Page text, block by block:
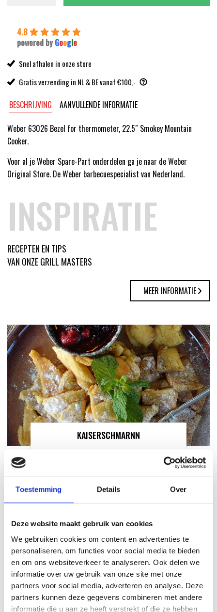
Toestemming Details Over
Deze website maakt gebruik van cookies
We gebruiken cookies om content en advertenties te
personaliseren, om functies voor social media te bieden
en om ons websiteverkeer te analyseren. Ook delen we
informatie over uw gebruik van onze site met onze
partners voor social media, adverteren en analyse. Deze
partners kunnen deze gegevens combineren met andere
informatie die u aan ze heeft verstrekt of die ze hebben
4.8
powered by Google
Snel afhalen in onze store
Gratis verzending in NL & BE vanaf €100,-
BESCHRIJVING AANVULLENDE INFORMATIE
Weber 63026 Bezel for thermometer, 22.5″ Smokey Mountain
Cooker.
Voor al je Weber Spare-Part onderdelen ga je naar de Weber
Original Store. De Weber barbecuespecialist van Nederland.
INSPIRATIE
RECEPTEN EN TIPS
VAN ONZE GRILL MASTERS
MEER INFORMATIE
KAISERSCHMARNN
VITELLO TONNATO VAN DE